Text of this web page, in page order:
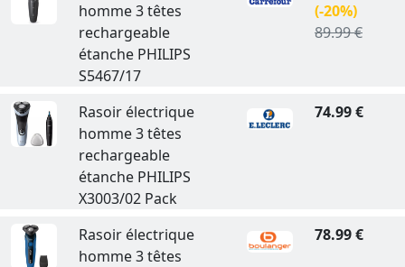
homme 3 têtes
rechargeable
étanche PHILIPS
S5467/17
(-20%)
89.99 €
Rasoir électrique
homme 3 têtes
rechargeable
étanche PHILIPS
X3003/02 Pack
74.99 €
Rasoir électrique
homme 3 têtes
78.99 €